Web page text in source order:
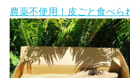
農薬不使用！皮ごと食べ